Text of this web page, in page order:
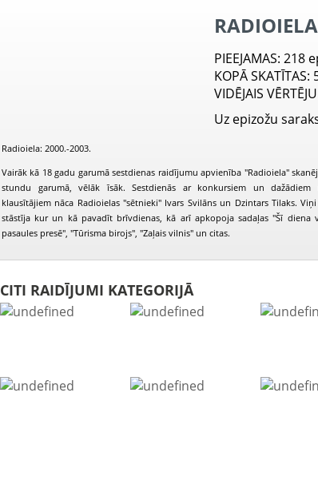
RADIOIELA
PIEEJAMAS: 218
KOPĀ SKATĪTAS:
VIDĒJAIS
Uz epizožu
Radioiela: 2000.-2003.
Vairāk kā 18 gadu garumā sestdienas raidījumu apvienība "Radioiela"
stundu garumā, vēlāk īsāk. Sestdienās ar konkursiem un dažādiem
klausītājiem nāca Radioielas "sētnieki" Ivars Svilāns un Dzintars Tilaks.
stāstīja kur un kā pavadīt brīvdienas, kā arī apkopoja sadaļas "Šī diena
pasaules presē", "Tūrisma birojs", "Zaļais vilnis" un citas.
CITI RAIDĪJUMI KATEGORIJĀ